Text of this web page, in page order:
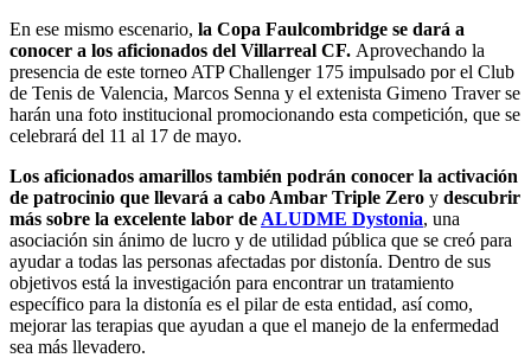
En ese mismo escenario, la Copa Faulcombridge se dará a
conocer a los aficionados del Villarreal CF. Aprovechando la
presencia de este torneo ATP Challenger 175 impulsado por el Club
de Tenis de Valencia, Marcos Senna y el extenista Gimeno Traver se
harán una foto institucional promocionando esta competición, que se
celebrará del 11 al 17 de mayo.
Los aficionados amarillos también podrán conocer la activación
de patrocinio que llevará a cabo Ambar Triple Zero y descubrir
más sobre la excelente labor de ALUDME Dystonia, una
asociación sin ánimo de lucro y de utilidad pública que se creó para
ayudar a todas las personas afectadas por distonía. Dentro de sus
objetivos está la investigación para encontrar un tratamiento
específico para la distonía es el pilar de esta entidad, así como,
mejorar las terapias que ayudan a que el manejo de la enfermedad
sea más llevadero.